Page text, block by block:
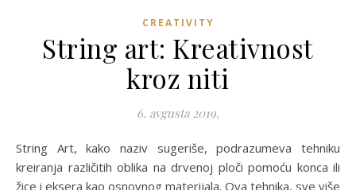
CREATIVITY
String art: Kreativnost
kroz niti
6. avgusta 2019.
String Art, kako naziv sugeriše, podrazumeva tehniku
kreiranja različitih oblika na drvenoj ploči pomoću konca ili
žice i eksera kao osnovnog materijala. Ova tehnika, sve više